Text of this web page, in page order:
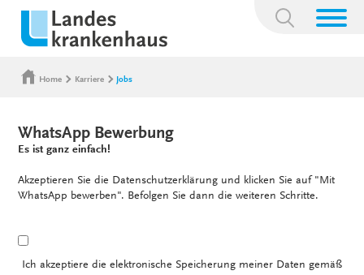
Suchbegriff:
Home Karriere Jobs
WhatsApp Bewerbung
Es ist ganz einfach!
Akzeptieren Sie die Datenschutzerklärung und klicken Sie auf "Mit
WhatsApp bewerben". Befolgen Sie dann die weiteren Schritte.
Ich akzeptiere die elektronische Speicherung meiner Daten gemäß